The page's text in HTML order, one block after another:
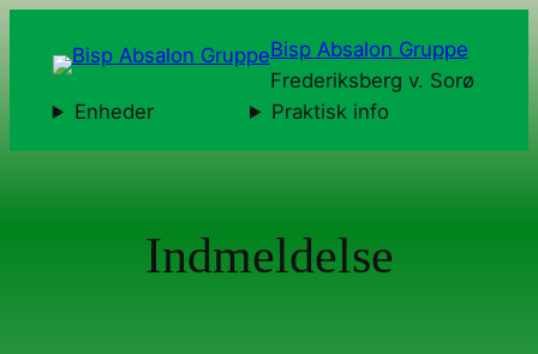
Bisp Absalon Gruppe
Frederiksberg v. Sorø
Enheder
Praktisk info
Indmeldelse